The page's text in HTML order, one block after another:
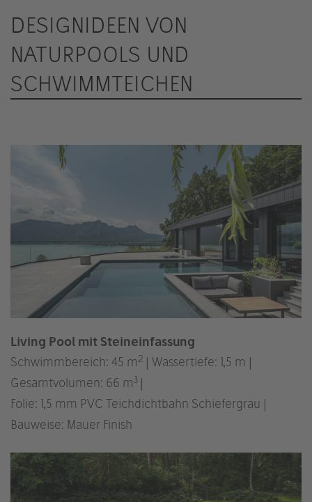
DESIGNIDEEN VON
NATURPOOLS UND
SCHWIMMTEICHEN
Living Pool mit Steineinfassung
Schwimmbereich: 45 m2 | Wassertiefe: 1,5 m |
Gesamtvolumen: 66 m3 |
Folie: 1,5 mm PVC Teichdichtbahn Schiefergrau |
Bauweise: Mauer Finish